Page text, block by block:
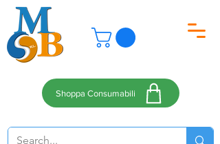
Shoppa Consumabili